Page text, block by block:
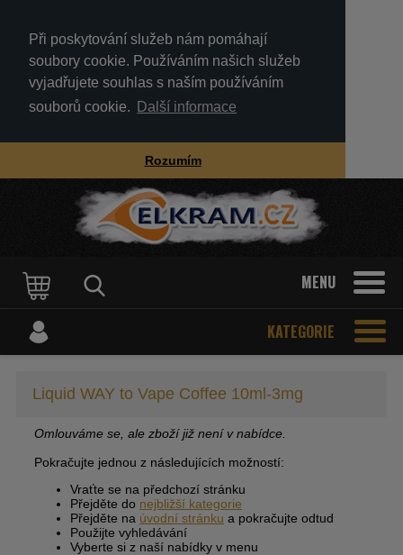
Při poskytování služeb nám pomáhají
soubory cookie. Používáním našich služeb
vyjadřujete souhlas s naším používáním
souborů cookie.
Další informace
Rozumím
MENU
KATEGORIE
Liquid WAY to Vape Coffee 10ml-3mg
Omlouváme se, ale zboží již není v nabídce.
Pokračujte jednou z následujících možností:
Vraťte se na předchozí stránku
Přejděte do nejbližší kategorie
Přejděte na úvodní stránku a pokračujte odtud
Použijte vyhledávání
Vyberte si z naší nabídky v menu